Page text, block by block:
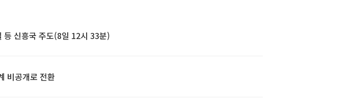
신흥국 주도(8일 12시 33분)
비공개로 전환